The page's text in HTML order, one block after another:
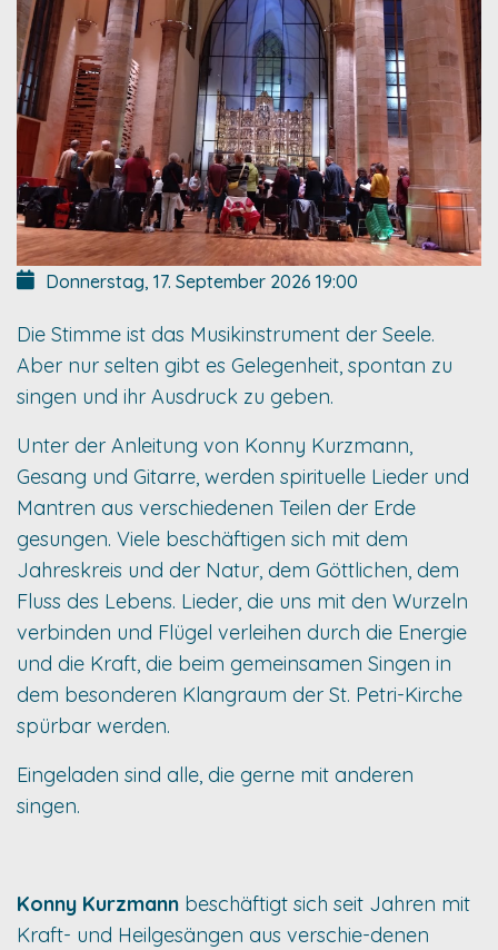
Donnerstag, 17. September 2026 19:00
Die Stimme ist das Musikinstrument der Seele.
Aber nur selten gibt es Gelegenheit, spontan zu
singen und ihr Ausdruck zu geben.
Unter der Anleitung von Konny Kurzmann,
Gesang und Gitarre, werden spirituelle Lieder und
Mantren aus verschiedenen Teilen der Erde
gesungen. Viele beschäftigen sich mit dem
Jahreskreis und der Natur, dem Göttlichen, dem
Fluss des Lebens. Lieder, die uns mit den Wurzeln
verbinden und Flügel verleihen durch die Energie
und die Kraft, die beim gemeinsamen Singen in
dem besonderen Klangraum der St. Petri-Kirche
spürbar werden.
Eingeladen sind alle, die gerne mit anderen
singen.
Konny Kurzmann beschäftigt sich seit Jahren mit
Kraft- und Heilgesängen aus verschie-denen